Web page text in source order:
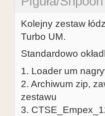
Kolejny zestaw
Turbo UM.
Standardowo
1. Loader um
2. Archiwum zip,
zestawu
3.